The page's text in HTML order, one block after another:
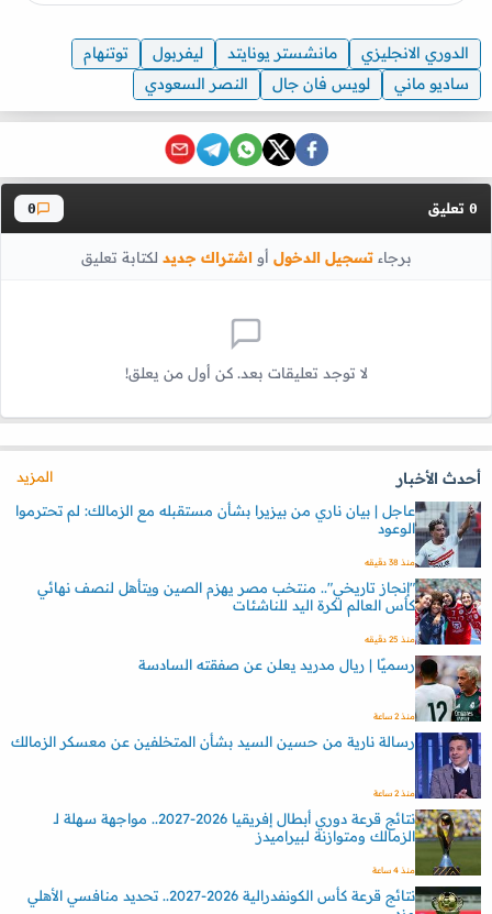
الدوري الانجليزي مانشستر يونايتد ليفربول
توتنهام
ساديو ماني
لويس فان جال النصر السعودي
0 تعليق 0
برجاءتسجيل الدخول أواشتراك جديد لكتابة تعليق
لا توجد تعليقات بعد. كن أول من يعلق!
أحدث الأخبار
المزيد
عاجل | بيان ناري من بيزيرا بشأن مستقبله مع الزمالك: لم تحترموا
الوعود
منذ 38 دقيقه
"إنجاز تاريخي".. منتخب مصر يهزم الصين ويتأهل لنصف نهائي
كأس العالم لكرة اليد للناشئات
منذ 25 دقيقه
رسميًا | ريال مدريد يعلن عن صفقته السادسة
منذ 2 ساعة
رسالة نارية من حسين السيد بشأن المتخلفين عن معسكر الزمالك
منذ 2 ساعة
نتائج قرعة دوري أبطال إفريقيا 2026-2027.. مواجهة سهلة لـ
الزمالك ومتوازنة لبيراميدز
منذ 4 ساعة
نتائج قرعة كأس الكونفدرالية 2026-2027.. تحديد منافسي الأهلي